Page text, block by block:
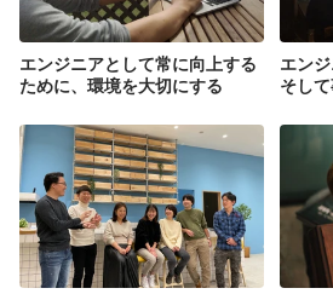
エンジニアとして常に向上する
ために、環境を大切にする
エン
そし